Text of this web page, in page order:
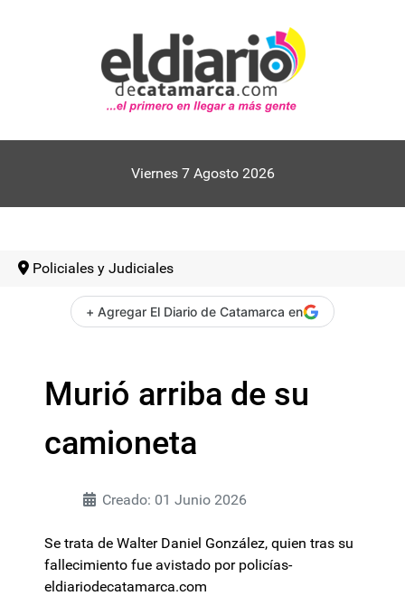
Viernes 7 Agosto 2026
Policiales y Judiciales
+ Agregar El Diario de Catamarca en
Murió arriba de su
camioneta
Creado: 01 Junio 2026
Se trata de Walter Daniel González, quien tras su
fallecimiento fue avistado por policías-
eldiariodecatamarca.com